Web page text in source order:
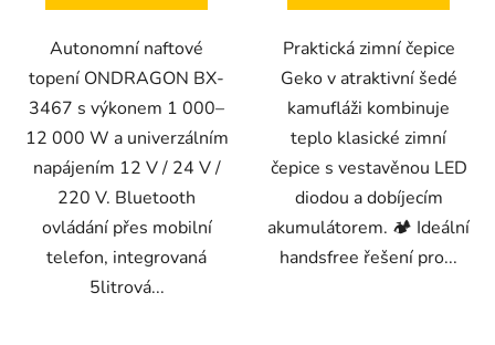
Autonomní naftové
topení ONDRAGON BX-
3467 s výkonem 1 000–
12 000 W a univerzálním
napájením 12 V / 24 V /
220 V. Bluetooth
ovládání přes mobilní
telefon, integrovaná
5litrová...
Praktická zimní čepice
Geko v atraktivní šedé
kamufláži kombinuje
teplo klasické zimní
čepice s vestavěnou LED
diodou a dobíjecím
akumulátorem. 🏕️ Ideální
handsfree řešení pro...